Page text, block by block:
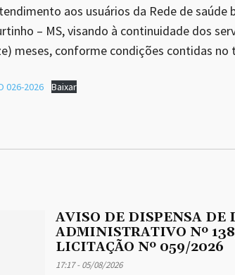
aos usuários da Rede de saúde
– MS, visando à continuidade dos
meses, conforme condições contidas no
026-2026 Baixar
AVISO DE DISPENSA DE
ADMINISTRATIVO Nº
LICITAÇÃO Nº 059/2026
17:17 - 05/08/2026